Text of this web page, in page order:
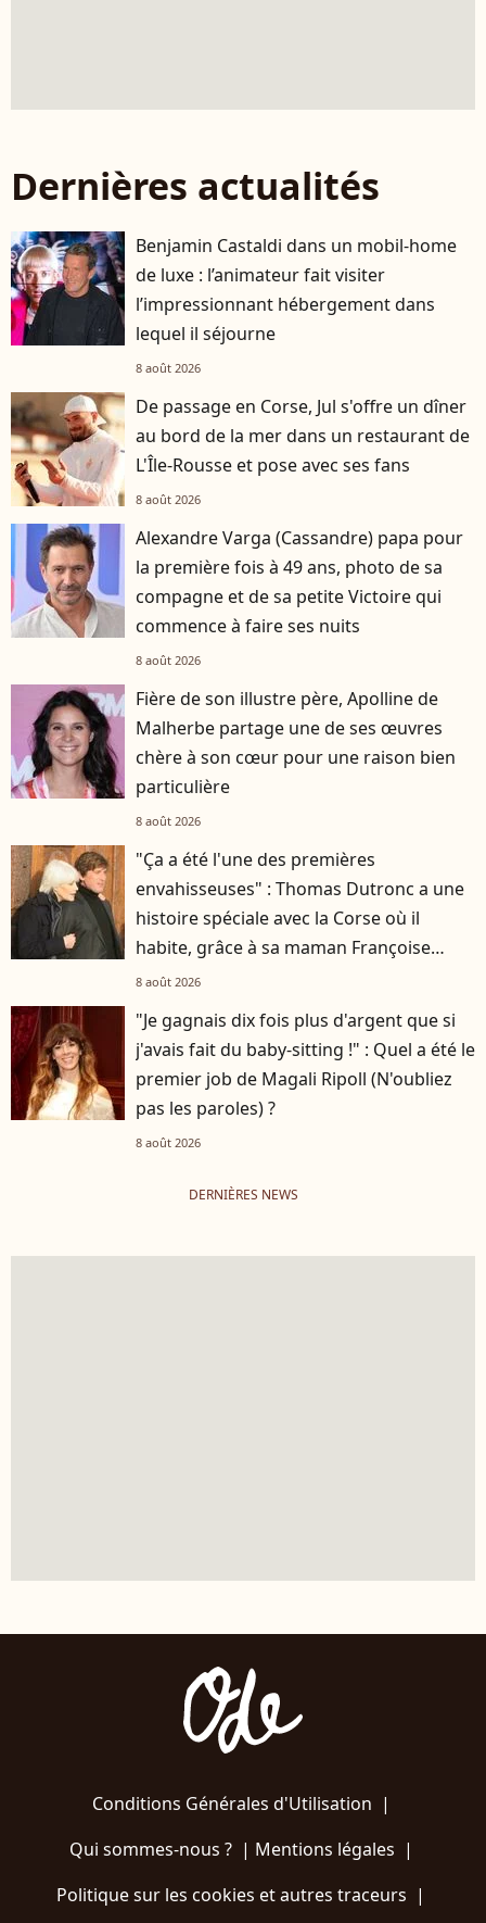
Dernières actualités
Benjamin Castaldi dans un mobil-home
de luxe : l’animateur fait visiter
l’impressionnant hébergement dans
lequel il séjourne
8 août 2026
De passage en Corse, Jul s'offre un dîner
au bord de la mer dans un restaurant de
L'Île-Rousse et pose avec ses fans
8 août 2026
Alexandre Varga (Cassandre) papa pour
la première fois à 49 ans, photo de sa
compagne et de sa petite Victoire qui
commence à faire ses nuits
8 août 2026
Fière de son illustre père, Apolline de
Malherbe partage une de ses œuvres
chère à son cœur pour une raison bien
particulière
8 août 2026
"Ça a été l'une des premières
envahisseuses" : Thomas Dutronc a une
histoire spéciale avec la Corse où il
habite, grâce à sa maman Françoise
Hardy
8 août 2026
"Je gagnais dix fois plus d'argent que si
j'avais fait du baby-sitting !" : Quel a été le
premier job de Magali Ripoll (N'oubliez
pas les paroles) ?
8 août 2026
DERNIÈRES NEWS
Conditions Générales d'Utilisation |
Qui sommes-nous ?| Mentions légales |
Politique sur les cookies et autres traceurs |